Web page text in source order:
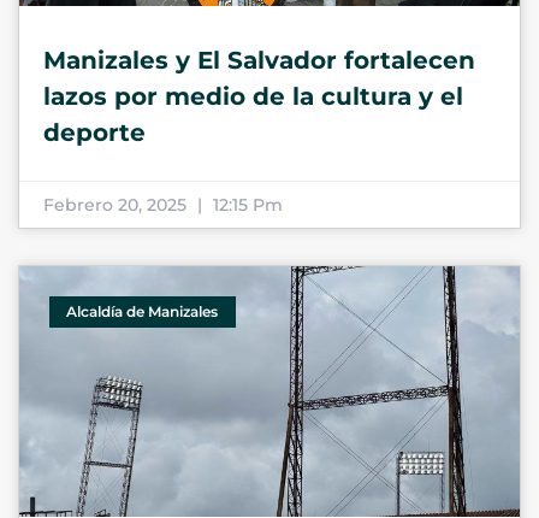
Manizales y El Salvador fortalecen
lazos por medio de la cultura y el
deporte
Febrero 20, 2025 12:15 Pm
Alcaldía de Manizales